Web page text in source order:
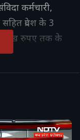
कर्मचारी,
प्रदेश के 3
लाख रुपए तक के